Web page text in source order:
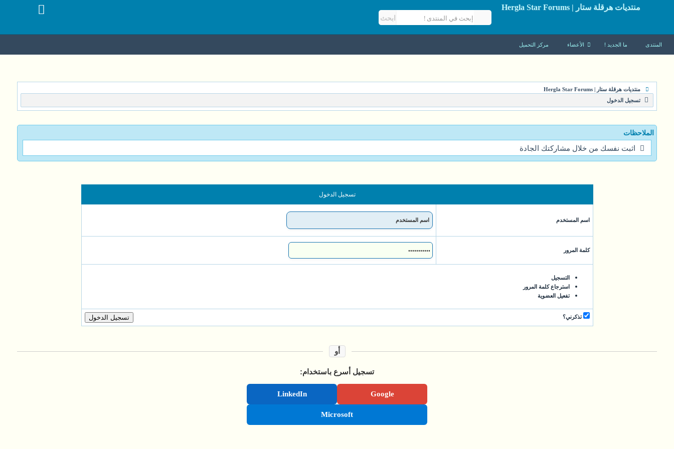
منتديات هرقلة ستار | Hergla Star Forums
المنتدى ما الجديد ! الأعضاء مركز التحميل
منتديات هرقلة ستار | Hergla Star Forums
تسجيل الدخول
الملاحظات
اثبت نفسك من خلال مشاركتك الجادة
تسجيل الدخول
اسم المستخدم
كلمة المرور
التسجيل
استرجاع كلمة المرور
تفعيل العضوية
تذكرني؟
أو
تسجيل أسرع باستخدام:
Google
LinkedIn
Microsoft